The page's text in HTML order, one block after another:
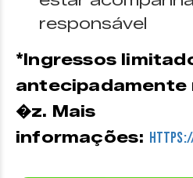
responsável
*Ingressos
antecipadamente
�z. Mais
informações: